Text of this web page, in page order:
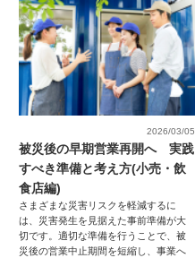
2026/03/05
被災後の早期営業再開へ 実践
すべき準備と考え方(小売・飲
食店編)
さまざまな災害リスクを軽減するに
は、災害発生を見据えた事前準備が大
切です。適切な準備を行うことで、被
災後の営業中止期間を短縮し、事業へ